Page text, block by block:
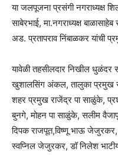
या जलपूजना प्रसंगी नगराध्यक्ष
साबेरभाई, मा.नगराध्यक्ष
अड. प्रतापराव निंबाळकर यांची
यावेळी तहसीलदार निखील धुळंदर
खुशालसिंग अंकल, तालुका प्रमुख
शहर प्रमुख राजेंद्र पा साळुंके,
बुनगे, मोहन पा साळुंके, सलीम
दिपक राजपूत,विष्णू भाऊ
स्वप्निल जेजुरकर, डॉ निलेश